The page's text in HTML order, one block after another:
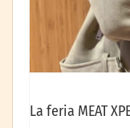
La feria MEAT